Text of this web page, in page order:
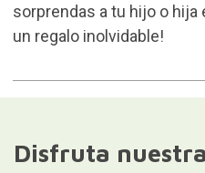
sorprendas a tu hijo o hija
un regalo inolvidable!
Disfruta